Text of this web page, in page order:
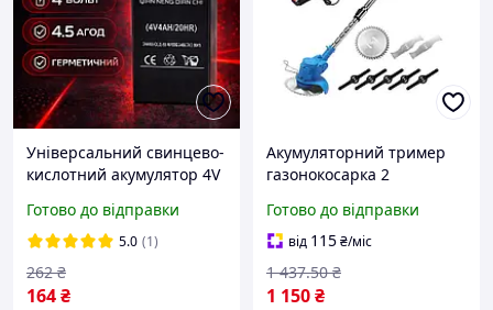
Універсальний свинцево-
кислотний акумулятор 4V
батарея 4V 4Ah для
ліхтаря, ваг та
обладнання
Готово до відправки
5.0 (1)
164₴
262 ₴
Акумуляторний тример
газонокосарка 2
приладдя Boxer (BX-141)
Готово до відправки
від 115₴/міс
1 150₴
1 437.50 ₴